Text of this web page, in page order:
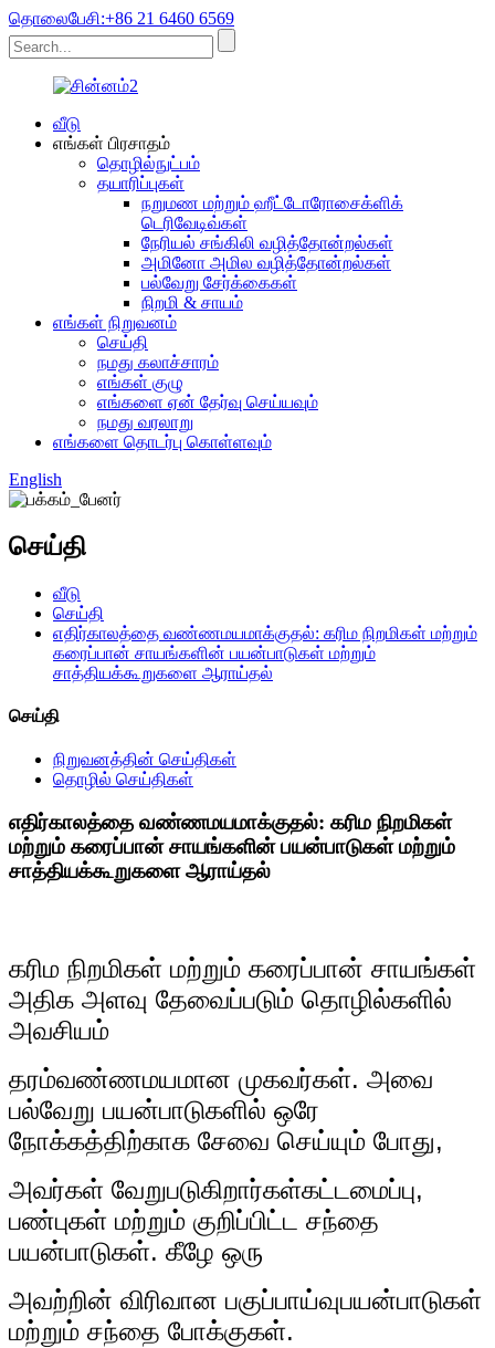
தொலைபேசி:+86 21 6460 6569
வீடு
எங்கள் பிரசாதம்
தொழில்நுட்பம்
தயாரிப்புகள்
நறுமண மற்றும் ஹீட்டோரோசைக்ளிக்
டெரிவேடிவ்கள்
நேரியல் சங்கிலி வழித்தோன்றல்கள்
அமினோ அமில வழித்தோன்றல்கள்
பல்வேறு சேர்க்கைகள்
நிறமி & சாயம்
எங்கள் நிறுவனம்
செய்தி
நமது கலாச்சாரம்
எங்கள் குழு
எங்களை ஏன் தேர்வு செய்யவும்
நமது வரலாறு
எங்களை தொடர்பு கொள்ளவும்
English
செய்தி
வீடு
செய்தி
எதிர்காலத்தை வண்ணமயமாக்குதல்: கரிம நிறமிகள் மற்றும்
கரைப்பான் சாயங்களின் பயன்பாடுகள் மற்றும்
சாத்தியக்கூறுகளை ஆராய்தல்
செய்தி
நிறுவனத்தின் செய்திகள்
தொழில் செய்திகள்
எதிர்காலத்தை வண்ணமயமாக்குதல்: கரிம நிறமிகள்
மற்றும் கரைப்பான் சாயங்களின் பயன்பாடுகள் மற்றும்
சாத்தியக்கூறுகளை ஆராய்தல்
கரிம நிறமிகள் மற்றும் கரைப்பான் சாயங்கள்
அதிக அளவு தேவைப்படும் தொழில்களில்
அவசியம்
தரம்வண்ணமயமான முகவர்கள். அவை
பல்வேறு பயன்பாடுகளில் ஒரே
நோக்கத்திற்காக சேவை செய்யும் போது,
அவர்கள் வேறுபடுகிறார்கள்கட்டமைப்பு,
பண்புகள் மற்றும் குறிப்பிட்ட சந்தை
பயன்பாடுகள். கீழே ஒரு
அவற்றின் விரிவான பகுப்பாய்வுபயன்பாடுகள்
மற்றும் சந்தை போக்குகள்.